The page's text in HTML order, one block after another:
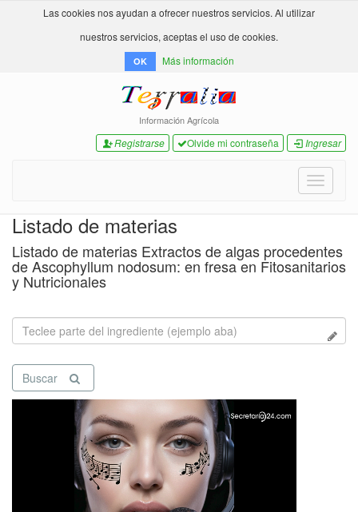
Las cookies nos ayudan a ofrecer nuestros servicios. Al utilizar
nuestros servicios, aceptas el uso de cookies.
OK Más información
Información Agrícola
Registrarse Olvide mi contraseña Ingresar
Toggle
Listado de materias
Listado de materias Extractos de algas procedentes
de Ascophyllum nodosum: en fresa en Fitosanitarios
y Nutricionales
Buscar